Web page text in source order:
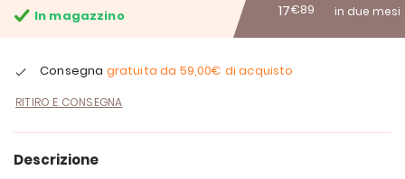
17€89 in due mesi
In magazzino
Consegna gratuita da 59,00€ di acquisto
RITIRO E CONSEGNA
Descrizione